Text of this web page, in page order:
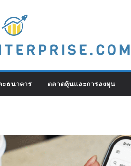
ะธนาคาร ตลาดหุ้นและการลงทุน